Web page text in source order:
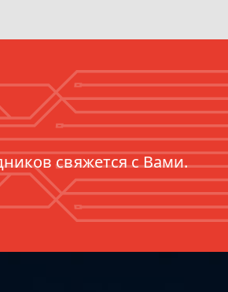
свяжется с Вами.